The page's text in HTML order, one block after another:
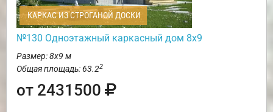
КАРКАС ИЗ СТРОГАНОЙ ДОСКИ
№130 Одноэтажный каркасный дом 8х9
Размер: 8х9 м
Общая площадь: 63.22
от 2431500